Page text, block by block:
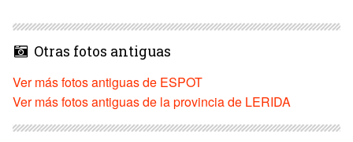
Otras fotos antiguas
Ver más fotos antiguas de ESPOT
Ver más fotos antiguas de la provincia de LERIDA